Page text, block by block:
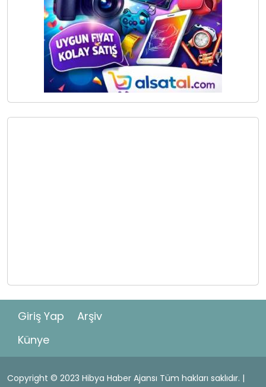
Giriş Yap
Arşiv
Künye
Copyright © 2023 Hibya Haber Ajansı Tüm hakları saklıdır. |